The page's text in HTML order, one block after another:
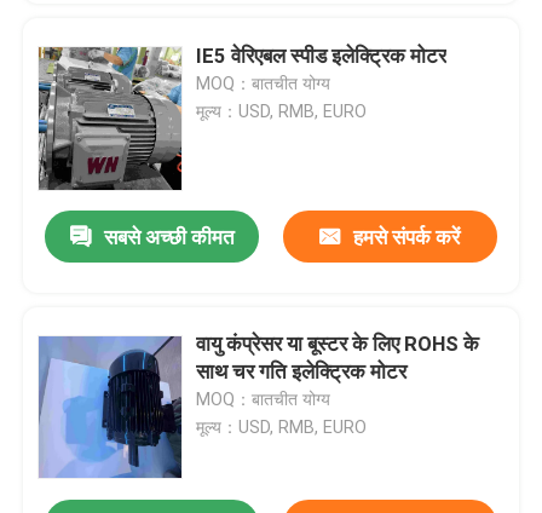
IE5 वेरिएबल स्पीड इलेक्ट्रिक मोटर
MOQ：बातचीत योग्य
मूल्य：USD, RMB, EURO
सबसे अच्छी कीमत हमसे संपर्क करें
वायु कंप्रेसर या बूस्टर के लिए ROHS के
साथ चर गति इलेक्ट्रिक मोटर
MOQ：बातचीत योग्य
मूल्य：USD, RMB, EURO